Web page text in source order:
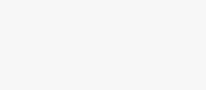
page . tesztelés . website .